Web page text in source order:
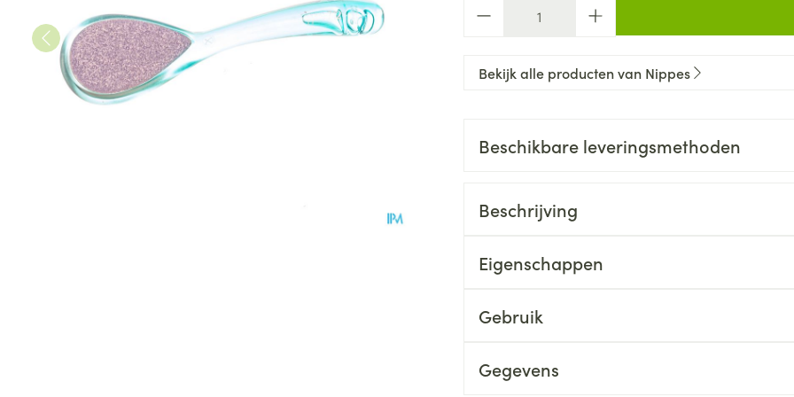
Bekijk alle producten van Nippes
Beschikbare leveringsmethoden
Beschrijving
Eigenschappen
Gebruik
Gegevens